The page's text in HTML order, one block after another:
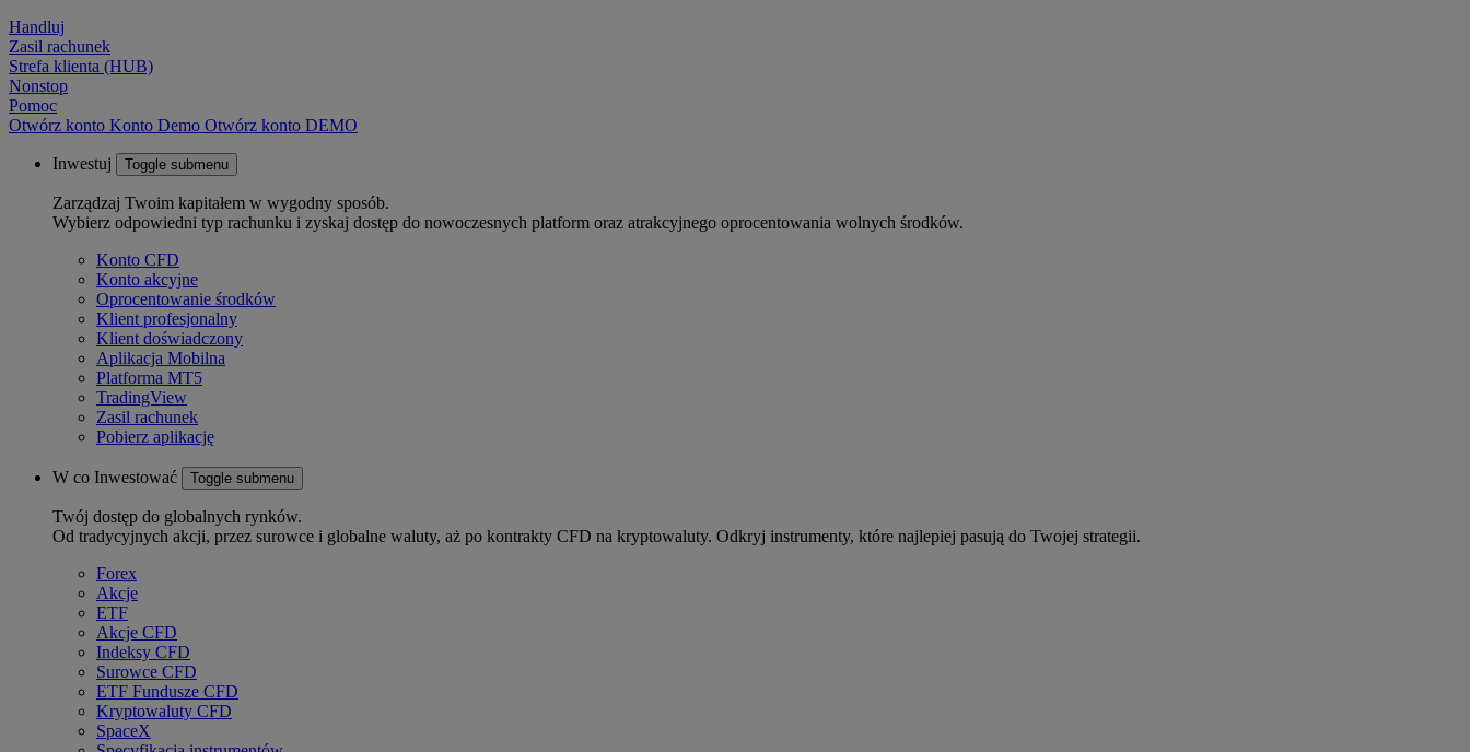
Handluj
Zasil rachunek
Strefa klienta (HUB)
Nonstop
Pomoc
Otwórz konto Konto Demo Otwórz konto DEMO
Inwestuj Toggle submenu
Zarządzaj Twoim kapitałem w wygodny sposób.
Wybierz odpowiedni typ rachunku i zyskaj dostęp do nowoczesnych platform oraz atrakcyjnego oprocentowania wolnych środków.
Konto CFD
Konto akcyjne
Oprocentowanie środków
Klient profesjonalny
Klient doświadczony
Aplikacja Mobilna
Platforma MT5
TradingView
Zasil rachunek
Pobierz aplikację
W co Inwestować Toggle submenu
Twój dostęp do globalnych rynków.
Od tradycyjnych akcji, przez surowce i globalne waluty, aż po kontrakty CFD na kryptowaluty. Odkryj instrumenty, które najlepiej pasują do Twojej strategii.
Forex
Akcje
ETF
Akcje CFD
Indeksy CFD
Surowce CFD
ETF Fundusze CFD
Kryptowaluty CFD
SpaceX